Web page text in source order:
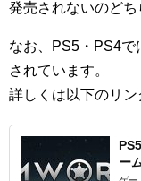
発売されないのどち
なお、PS5・PS4で
されています。
詳しくは以下のリン
ー